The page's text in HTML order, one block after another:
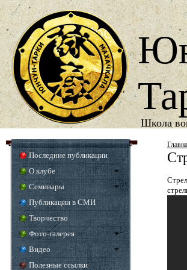
Школа
Год
Последние публикации
О клубе
Семинары
Публикации в СМИ
Творчество
Фото-галерея
Видео
Полезные ссылки